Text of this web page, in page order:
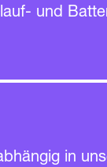
und
in